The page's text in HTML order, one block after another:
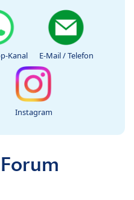
Kanal E-Mail / Telefon
Instagram